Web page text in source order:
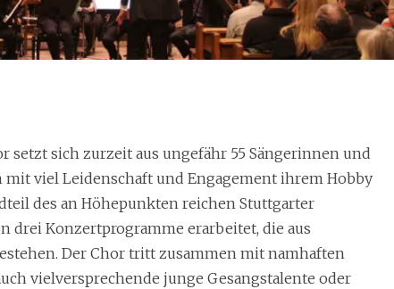
setzt sich zurzeit aus ungefähr 55 Sängerinnen und
mit viel Leidenschaft und Engagement ihrem Hobby
des an Höhepunkten reichen Stuttgarter
drei Konzertprogramme erarbeitet, die aus
Der Chor tritt zusammen mit namhaften
vielversprechende junge Gesangstalente oder